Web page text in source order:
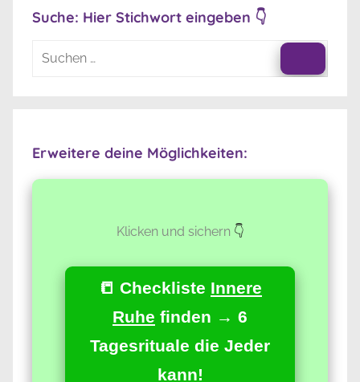
Suche: Hier Stichwort eingeben 👇
Suchen
Erweitere deine Möglichkeiten:
Klicken und sichern👇
📒 Checkliste Innere
Ruhe finden → 6
Tagesrituale die Jeder
kann!